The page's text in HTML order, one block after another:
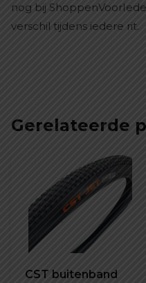
nog bij
verschil tijdens iedere rit.
Gerelateerde
CST buitenband